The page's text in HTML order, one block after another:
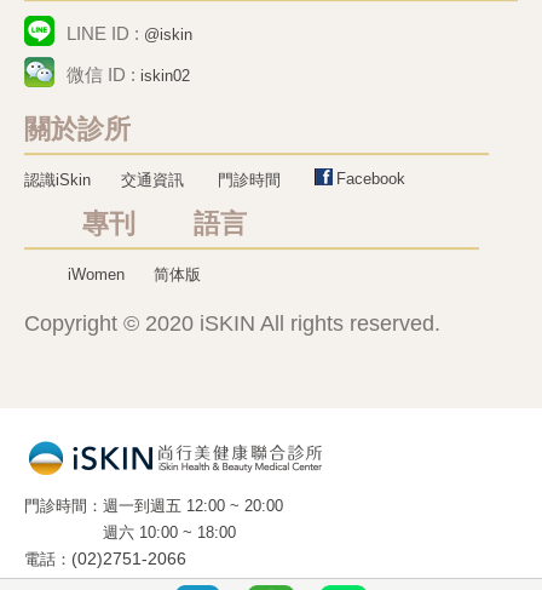
LINE ID : @iskin
微信 ID : iskin02
關於診所
認識iSkin 交通資訊 門診時間 Facebook
專刊 語言
iWomen 简体版
Copyright © 2020 iSKIN All rights reserved.
門診時間
週一到週五 12:00 ~ 20:00
週六 10:00 ~ 18:00
電話
(02)2751-2066
地址
10663 台北市光復南路 288 號 2 樓 之 5